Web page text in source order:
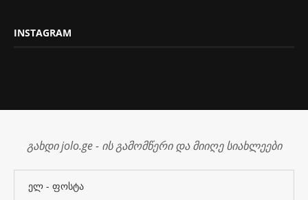
INSTAGRAM
გახდი jolo.ge - ის გამომწერი და მიიღე სიახლეები